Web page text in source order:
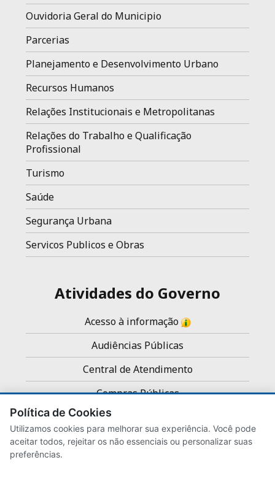
Ouvidoria Geral do Municipio
Parcerias
Planejamento e Desenvolvimento Urbano
Recursos Humanos
Relações Institucionais e Metropolitanas
Relações do Trabalho e Qualificação
Profissional
Turismo
Saúde
Segurança Urbana
Servicos Publicos e Obras
Atividades do Governo
Acesso à informação
Audiências Públicas
Central de Atendimento
Compras Públicas
Concursos e Processos Seletivos
Noticias
Política de Cookies
Utilizamos cookies para melhorar sua experiência. Você pode
aceitar todos, rejeitar os não essenciais ou personalizar suas
preferências.